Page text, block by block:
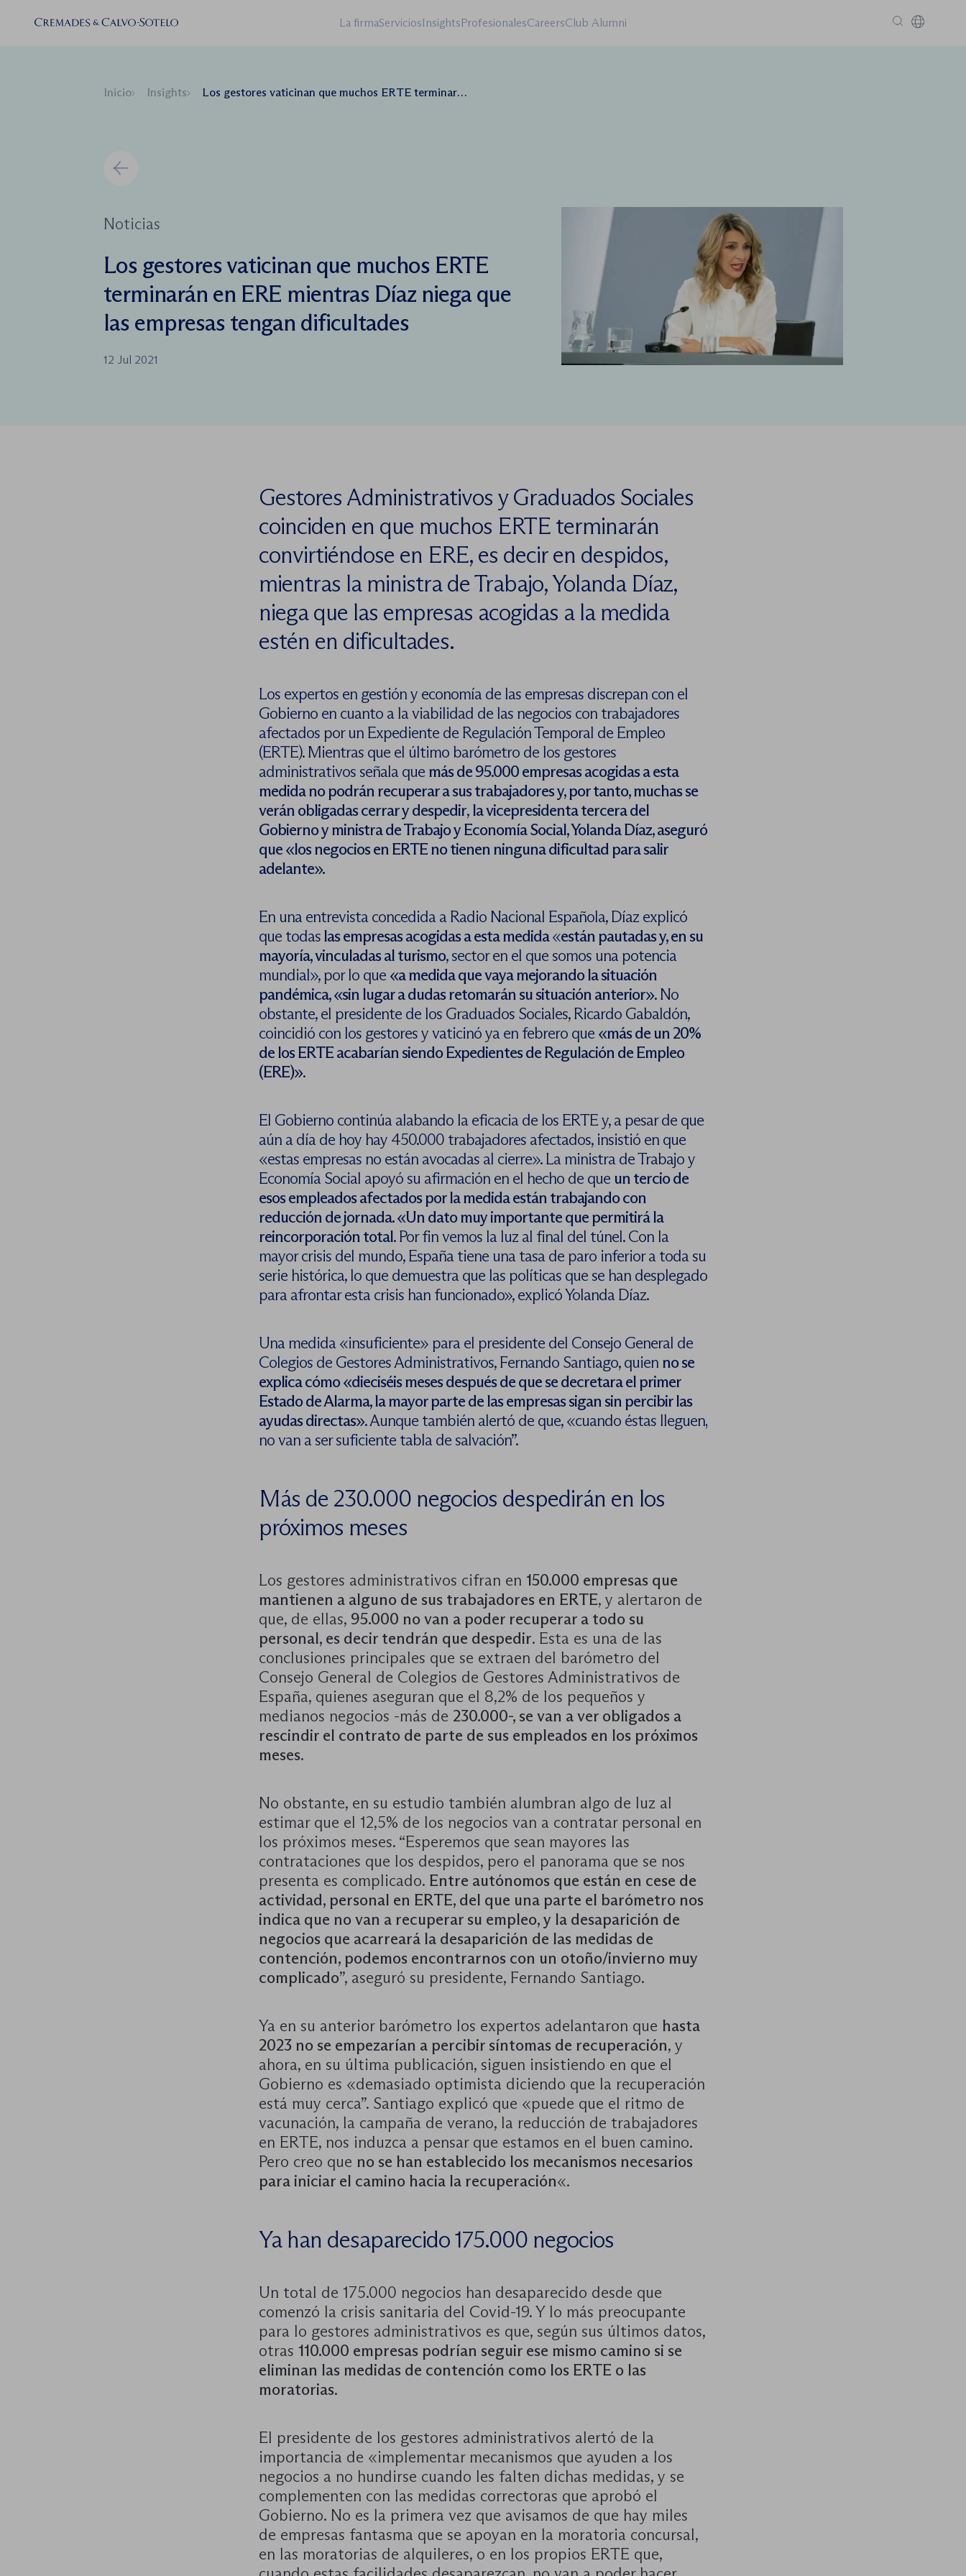
La firmaServiciosInsightsProfesionalesCareersClub Alumni
Inicio Insights Los gestores vaticinan que muchos ERTE terminarán en ERE mientras Díaz niega que las empresas tengan dificultades
Noticias
Los gestores vaticinan que muchos ERTE
terminarán en ERE mientras Díaz niega que
las empresas tengan dificultades
12 Jul 2021
Gestores Administrativos y Graduados Sociales
coinciden en que muchos ERTE terminarán
convirtiéndose en ERE, es decir en despidos,
mientras la ministra de Trabajo, Yolanda Díaz,
niega que las empresas acogidas a la medida
estén en dificultades.
Los expertos en gestión y economía de las empresas discrepan con el
Gobierno en cuanto a la viabilidad de las negocios con trabajadores
afectados por un Expediente de Regulación Temporal de Empleo
(ERTE). Mientras que el último barómetro de los gestores
administrativos señala que más de 95.000 empresas acogidas a esta
medida no podrán recuperar a sus trabajadores y, por tanto,muchas se
verán obligadas cerrar y despedir,la vicepresidenta tercera del
Gobierno y ministra de Trabajo y Economía Social, Yolanda Díaz, aseguró
que «los negocios en ERTEno tienen ninguna dificultad para salir
adelante».
En una entrevista concedida a Radio Nacional Española, Díaz explicó
que todaslas empresas acogidas a esta medida«están pautadas y, en su
mayoría, vinculadas al turismo, sector en el que somos una potencia
mundial», por lo que «a medida que vaya mejorando la situación
pandémica, «sin lugar a dudas retomarán su situación anterior». No
obstante, el presidente de los Graduados Sociales, Ricardo Gabaldón,
coincidió con los gestores y vaticinó ya en febrero que «más de un 20%
de los ERTE acabarían siendo Expedientes de Regulación de Empleo
(ERE)».
El Gobierno continúa alabando la eficacia de los ERTE y, a pesar de que
aún a día de hoy hay 450.000 trabajadores afectados, insistió en que
«estas empresas no están avocadas al cierre». La ministra de Trabajo y
Economía Social apoyó su afirmación en el hecho de que un tercio de
esos empleados afectados por la medida están trabajando con
reducción de jornada. «Un dato muy importante que permitirá la
reincorporación total. Por fin vemos la luz al final del túnel. Con la
mayor crisis del mundo, España tiene una tasa de paro inferior a toda su
serie histórica, lo que demuestra que las políticas que se han desplegado
para afrontar esta crisis han funcionado», explicó Yolanda Díaz.
Una medida «insuficiente» para el presidente del Consejo General de
Colegios de Gestores Administrativos, Fernando Santiago, quien no se
explica cómo «dieciséis meses después de que se decretara el primer
Estado de Alarma, la mayor parte de las empresas sigan sin percibir las
ayudas directas». Aunque también alertó de que, «cuando éstas lleguen,
no van a ser suficiente tabla de salvación”.
Más de 230.000 negocios despedirán en los
próximos meses
Los gestores administrativos cifran en 150.000 empresas que
mantienen a alguno de sus trabajadores en ERTE, y alertaron de
que, de ellas, 95.000 no van a poder recuperar a todo su
personal, es decir tendrán que despedir. Esta es una de las
conclusiones principales que se extraen del barómetro del
Consejo General de Colegios de Gestores Administrativos de
España, quienes aseguran que el 8,2% de los pequeños y
medianos negocios -más de 230.000-, se van a ver obligados a
rescindir el contrato de parte de sus empleados en los próximos
meses.
No obstante, en su estudio también alumbran algo de luz al
estimar que el 12,5% de los negocios van a contratar personal en
los próximos meses. “Esperemos que sean mayores las
contrataciones que los despidos, pero el panorama que se nos
presenta es complicado. Entre autónomos que están en cese de
actividad, personal en ERTE, del que una parte el barómetro nos
indica que no van a recuperar su empleo, y la desaparición de
negocios que acarreará la desaparición de las medidas de
contención, podemos encontrarnos con un otoño/invierno muy
complicado”, aseguró su presidente, Fernando Santiago.
Ya en su anterior barómetro los expertos adelantaron que hasta
2023 no se empezarían a percibir síntomas de recuperación, y
ahora, en su última publicación, siguen insistiendo en que el
Gobierno es «demasiado optimista diciendo que la recuperación
está muy cerca”. Santiago explicó que «puede que el ritmo de
vacunación, la campaña de verano, la reducción de trabajadores
en ERTE, nos induzca a pensar que estamos en el buen camino.
Pero creo que no se han establecido los mecanismos necesarios
para iniciar el camino hacia la recuperación«.
Ya han desaparecido 175.000 negocios
Un total de 175.000 negocios han desaparecido desde que
comenzó la crisis sanitaria del Covid-19. Y lo más preocupante
para lo gestores administrativos es que, según sus últimos datos,
otras 110.000 empresas podrían seguir ese mismo camino si se
eliminan las medidas de contención como los ERTE o las
moratorias.
El presidente de los gestores administrativos alertó de la
importancia de «implementar mecanismos que ayuden a los
negocios a no hundirse cuando les falten dichas medidas, y se
complementen con las medidas correctoras que aprobó el
Gobierno. No es la primera vez que avisamos de que hay miles
de empresas fantasma que se apoyan en la moratoria concursal,
en las moratorias de alquileres, o en los propios ERTE que,